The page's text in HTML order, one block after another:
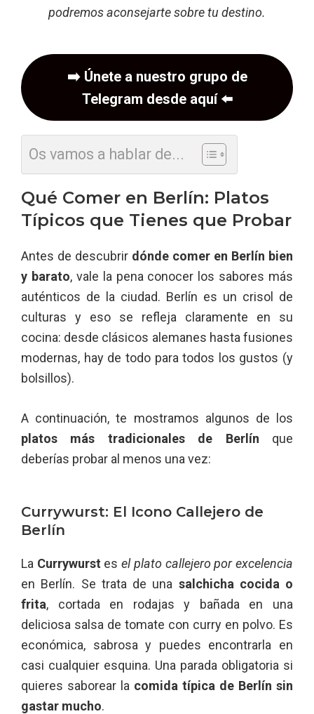
podremos aconsejarte sobre tu destino.
➡️ Únete a nuestro grupo de
Telegram desde aquí⬅️
Os vamos a hablar de...
Qué Comer en Berlín: Platos
Típicos que Tienes que Probar
Antes de descubrir dónde comer en Berlín bien
y barato, vale la pena conocer los sabores más
auténticos de la ciudad. Berlín es un crisol de
culturas y eso se refleja claramente en su
cocina: desde clásicos alemanes hasta fusiones
modernas, hay de todo para todos los gustos (y
bolsillos).
A continuación, te mostramos algunos de los
platos más tradicionales de Berlín que
deberías probar al menos una vez:
Currywurst: El Icono Callejero de
Berlín
La Currywurst esel plato callejero por excelencia
en Berlín. Se trata de una salchicha cocida o
frita, cortada en rodajas y bañada en una
deliciosa salsa de tomate con curry en polvo. Es
económica, sabrosa y puedes encontrarla en
casi cualquier esquina. Una parada obligatoria si
quieres saborear la comida típica de Berlín sin
gastar mucho.